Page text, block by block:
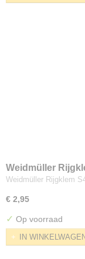
Weidmüller
Weidmüller Rijgklem
€ 2,95
✓ Op voorraad
IN WINKELWAGEN